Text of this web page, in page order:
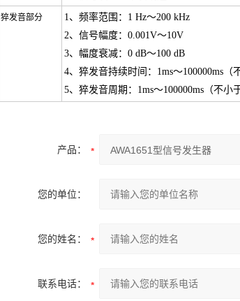
猝发音部分
1、频率范围：1 Hz～200 kHz
2、信号幅度：0.001V～10V
3、幅度衰减：0 dB～100 dB
4、猝发音持续时间：1ms～100000ms（
5、猝发音周期：1ms～100000ms（不小
产品：
您的单位：
您的姓名：
联系电话：